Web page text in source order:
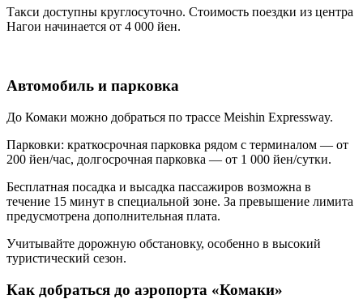
Такси доступны круглосуточно. Стоимость поездки из центра
Нагои начинается от 4 000 йен.
Автомобиль и парковка
До Комаки можно добраться по трассе Meishin Expressway.
Парковки: краткосрочная парковка рядом с терминалом — от
200 йен/час, долгосрочная парковка — от 1 000 йен/сутки.
Бесплатная посадка и высадка пассажиров возможна в
течение 15 минут в специальной зоне. За превышение лимита
предусмотрена дополнительная плата.
Учитывайте дорожную обстановку, особенно в высокий
туристический сезон.
Как добраться до аэропорта «Комаки»